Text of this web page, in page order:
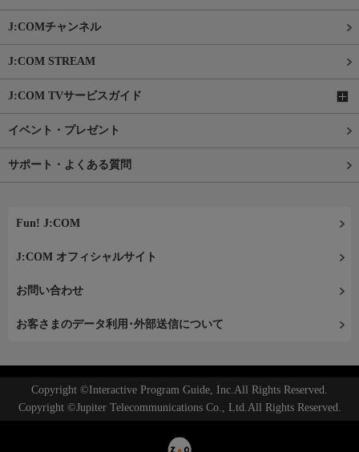
J:COMチャンネル
J:COM STREAM
J:COM TVサービスガイド
イベント・プレゼント
サポート・よくある質問
Fun! J:COM
J:COM オフィシャルサイト
お問い合わせ
お客さまのデータ利用･外部送信について
Copyright ©Interactive Program Guide, Inc.All Rights Reserved.
Copyright ©Jupiter Telecommunications Co., Ltd.All Rights Reserved.